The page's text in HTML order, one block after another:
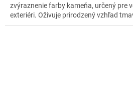
zvýraznenie farby kameňa, určený pre
exteriéri. Oživuje prirodzený vzhľad